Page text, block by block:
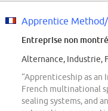
Apprentice
Entreprise non
Alternance, Industrie,
“Apprenticeship as an
French multinational
sealing systems, and